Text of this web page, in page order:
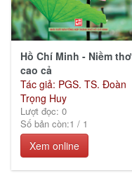
khỏe
sống
Hồ Chí Minh - Niềm thơ
cao cả
Tác giả: PGS. TS. Đoàn
Trọng Huy
Lượt đọc: 0
Số bản còn:1 /1
Xem online